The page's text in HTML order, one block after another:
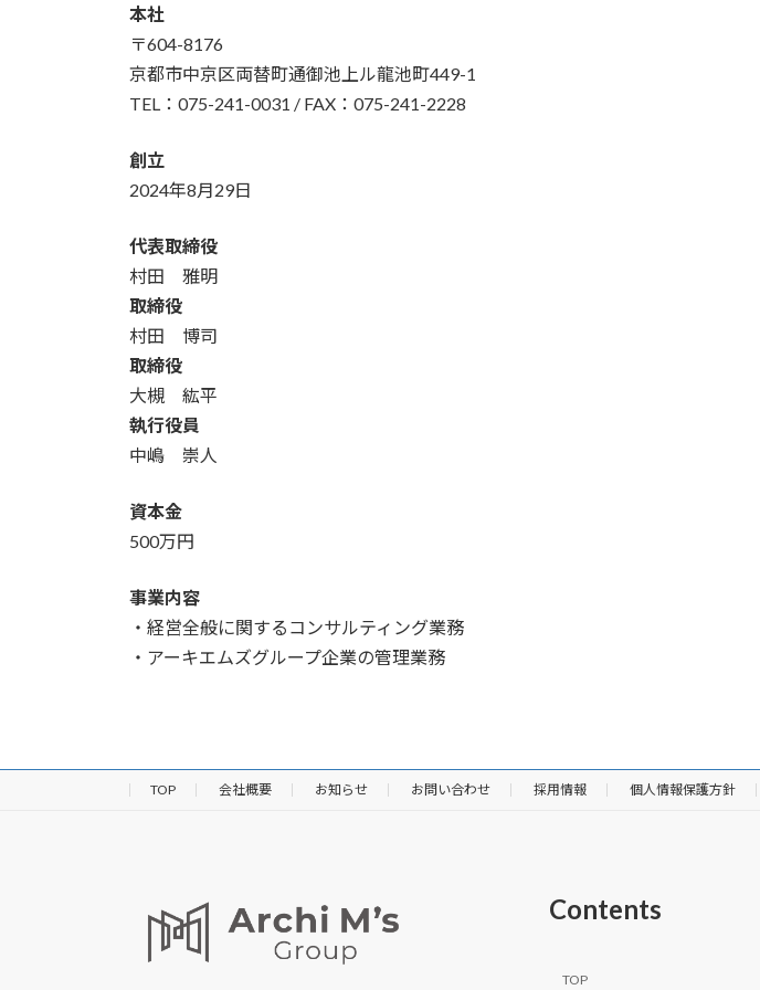
本社
〒604-8176
京都市中京区両替町通御池上ル龍池町449-1
TEL：075-241-0031 / FAX：075-241-2228
創立
2024年8月29日
代表取締役
村田 雅明
取締役
村田 博司
取締役
大槻 紘平
執行役員
中嶋 崇人
資本金
500万円
事業内容
・経営全般に関するコンサルティング業務
・アーキエムズグループ企業の管理業務
TOP 会社概要 お知らせ お問い合わせ 採用情報 個人情報保護方針
Contents
TOP